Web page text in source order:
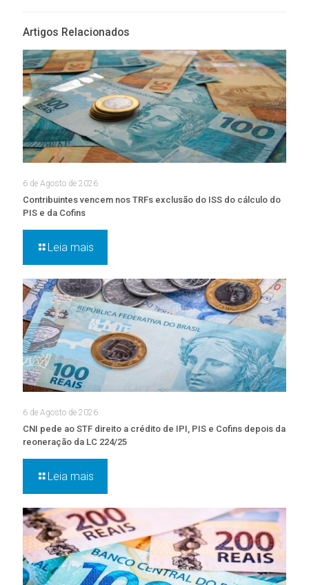
Artigos Relacionados
6 de Agosto de 2026
Contribuintes vencem nos TRFs exclusão do ISS do cálculo do
PIS e da Cofins
Leia mais
6 de Agosto de 2026
CNI pede ao STF direito a crédito de IPI, PIS e Cofins depois da
reoneração da LC 224/25
Leia mais